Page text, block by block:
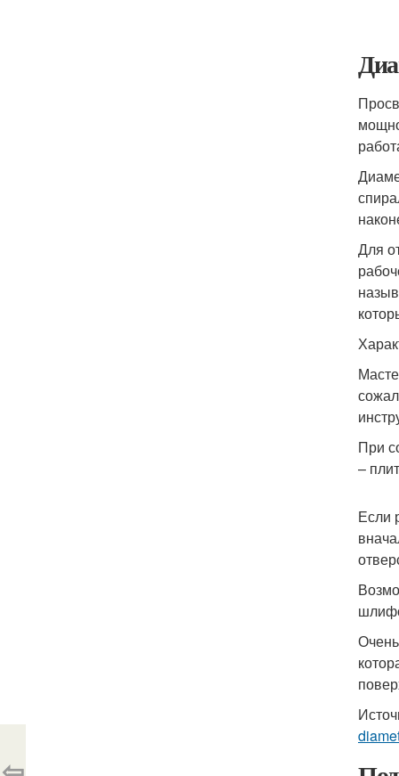
Для
При
–
Если